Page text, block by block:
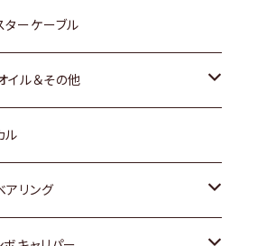
ス
ツ
ツ
ターケーブル
イル＆その他
デル洗浄添加剤
ル
アリング